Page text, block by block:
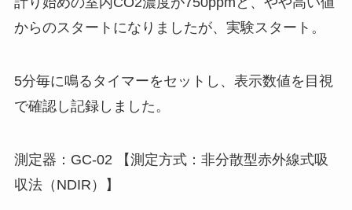
からのスタートになりましたが、実験スタート。
5分毎に鳴るタイマーをセットし、表示数値を目視
で確認し記録しました。
測定器：GC-02 【測定方式： 非分散型赤外線式吸
収法（NDIR）】